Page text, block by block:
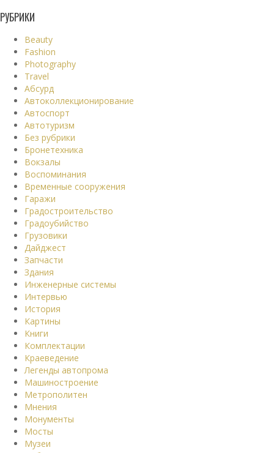
РУБРИКИ
Beauty
Fashion
Photography
Travel
Абсурд
Автоколлекционирование
Автоспорт
Автотуризм
Без рубрики
Бронетехника
Вокзалы
Воспоминания
Временные сооружения
Гаражи
Градостроительство
Градоубийство
Грузовики
Дайджест
Запчасти
Здания
Инженерные системы
Интервью
История
Картины
Книги
Комплектации
Краеведение
Легенды автопрома
Машиностроение
Метрополитен
Мнения
Монументы
Мосты
Музеи